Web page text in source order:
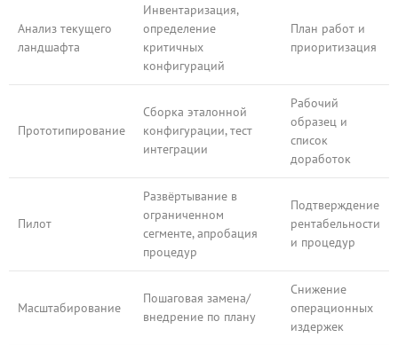
Анализ текущего
ландшафта
Инвентаризация,
определение
критичных
конфигураций
План работ и
приоритизация
Прототипирование
Сборка эталонной
конфигурации, тест
интеграции
Рабочий
образец и
список
доработок
Пилот
Развёртывание в
ограниченном
сегменте, апробация
процедур
Подтверждение
рентабельности
и процедур
Масштабирование
Пошаговая замена/
внедрение по плану
Снижение
операционных
издержек